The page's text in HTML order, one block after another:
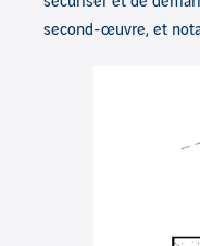
second-œuvre, et